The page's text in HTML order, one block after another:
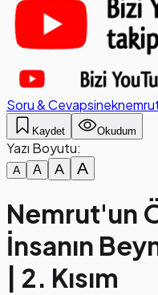
Soru & Cevapsinek
Kaydet Okudum
Yazı Boyutu:
A A A A
Nemrut'un
İnsanın
| 2. Kısım